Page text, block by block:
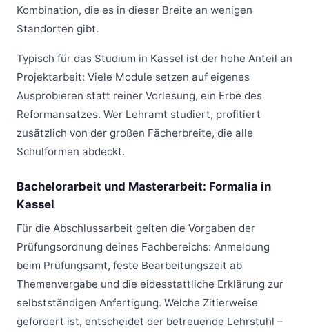
Kombination, die es in dieser Breite an wenigen
Standorten gibt.
Typisch für das Studium in Kassel ist der hohe Anteil an
Projektarbeit: Viele Module setzen auf eigenes
Ausprobieren statt reiner Vorlesung, ein Erbe des
Reformansatzes. Wer Lehramt studiert, profitiert
zusätzlich von der großen Fächerbreite, die alle
Schulformen abdeckt.
Bachelorarbeit und Masterarbeit: Formalia in
Kassel
Für die Abschlussarbeit gelten die Vorgaben der
Prüfungsordnung deines Fachbereichs: Anmeldung
beim Prüfungsamt, feste Bearbeitungszeit ab
Themenvergabe und die eidesstattliche Erklärung zur
selbstständigen Anfertigung. Welche Zitierweise
gefordert ist, entscheidet der betreuende Lehrstuhl –